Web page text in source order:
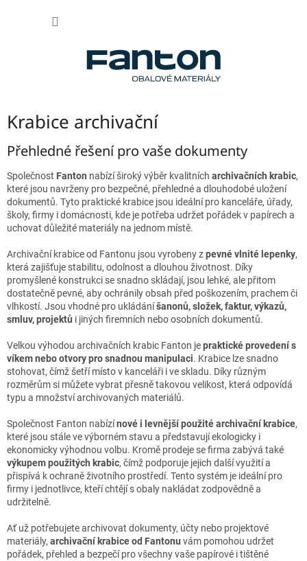
Krabice archivační
Přehledné řešení pro vaše dokumenty
Společnost Fanton nabízí široký výběr kvalitních archivačních krabic,
které jsou navrženy pro bezpečné, přehledné a dlouhodobé uložení
dokumentů. Tyto praktické krabice jsou ideální pro kanceláře, úřady,
školy, firmy i domácnosti, kde je potřeba udržet pořádek v papírech a
uchovat důležité materiály na jednom místě.
Archivační krabice od Fantonu jsou vyrobeny zpevné vlnité lepenky,
která zajišťuje stabilitu, odolnost a dlouhou životnost. Díky
promyšlené konstrukci se snadno skládají, jsou lehké, ale přitom
dostatečně pevné, aby ochránily obsah před poškozením, prachem či
vlhkostí. Jsou vhodné pro ukládáníšanonů, složek, faktur, výkazů,
smluv, projektů i jiných firemních nebo osobních dokumentů.
Velkou výhodou archivačních krabic Fanton jepraktické provedení s
víkem nebo otvory pro snadnou manipulaci. Krabice lze snadno
stohovat, čímž šetří místo v kanceláři i ve skladu. Díky různým
rozměrům si můžete vybrat přesně takovou velikost, která odpovídá
typu a množství archivovaných materiálů.
Společnost Fanton nabízínové i levnější použité archivační krabice,
které jsou stále ve výborném stavu a představují ekologicky i
ekonomicky výhodnou volbu. Kromě prodeje se firma zabývá také
výkupem použitých krabic, čímž podporuje jejich další využití a
přispívá k ochraně životního prostředí. Tento systém je ideální pro
firmy i jednotlivce, kteří chtějí s obaly nakládat zodpovědně a
udržitelně.
Ať už potřebujete archivovat dokumenty, účty nebo projektové
materiály, archivační krabice od Fantonu vám pomohou udržet
pořádek, přehled a bezpečí pro všechny vaše papírové i tištěné